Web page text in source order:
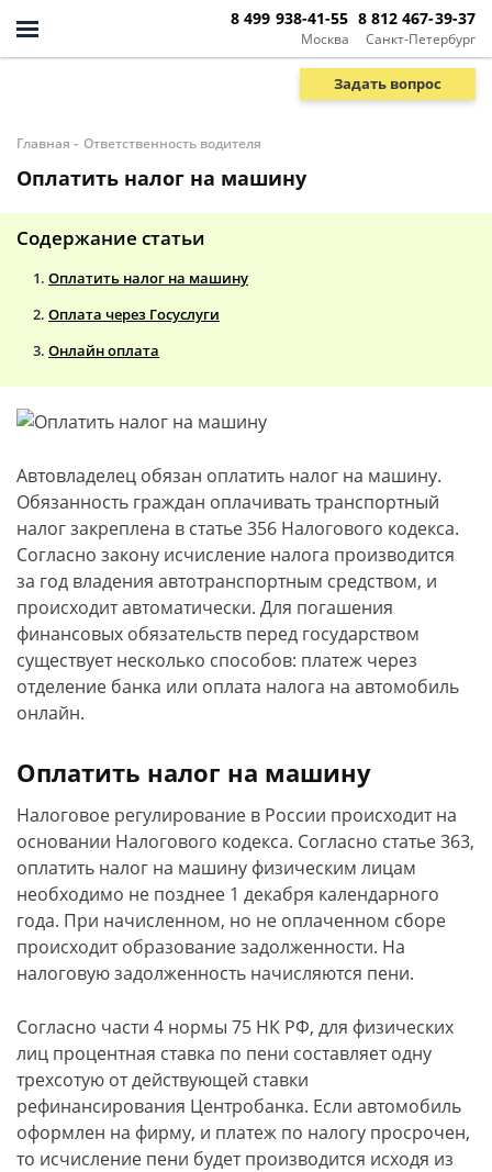
Москва
8 499 938-41-55
Санкт-Петербург
8 812 467-39-37
Задать вопрос
Главная - Ответственность водителя
Оплатить налог на машину
Содержание статьи
Оплатить налог на машину
Оплата через Госуслуги
Онлайн оплата
Автовладелец обязан оплатить налог на машину.
Обязанность граждан оплачивать транспортный
налог закреплена в статье 356 Налогового кодекса.
Согласно закону исчисление налога производится
за год владения автотранспортным средством, и
происходит автоматически. Для погашения
финансовых обязательств перед государством
существует несколько способов: платеж через
отделение банка или оплата налога на автомобиль
онлайн.
Оплатить налог на машину
Налоговое регулирование в России происходит на
основании Налогового кодекса. Согласно статье 363,
оплатить налог на машину физическим лицам
необходимо не позднее 1 декабря календарного
года. При начисленном, но не оплаченном сборе
происходит образование задолженности. На
налоговую задолженность начисляются пени.
Согласно части 4 нормы 75 НК РФ, для физических
лиц процентная ставка по пени составляет одну
трехсотую от действующей ставки
рефинансирования Центробанка. Если автомобиль
оформлен на фирму, и платеж по налогу просрочен,
то исчисление пени будет производится исходя из